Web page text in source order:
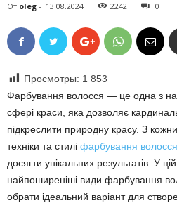
От oleg - 13.08.2024 2242 0
Просмотры: 1 853
Фарбування волосся — це одна з
сфері краси, яка дозволяє
підкреслити природну красу. З
техніки та стилі фарбування волосся
досягти унікальних результатів. У
найпоширеніші види фарбування
обрати ідеальний варіант для